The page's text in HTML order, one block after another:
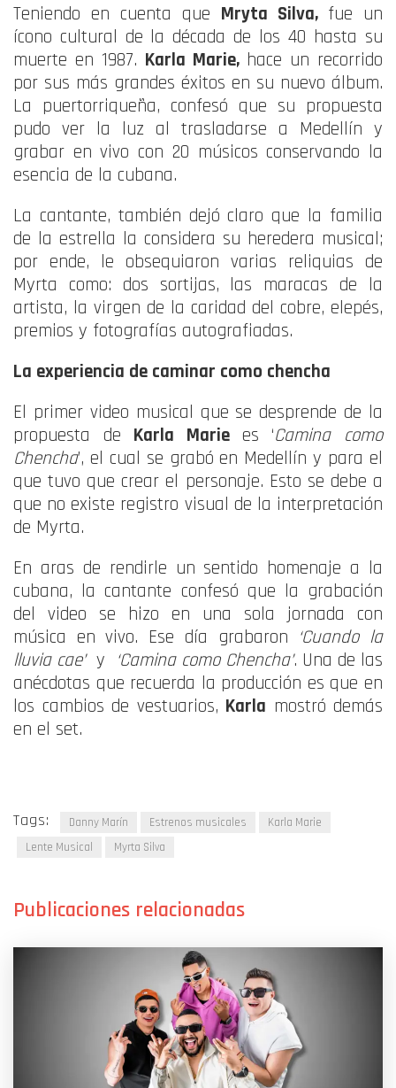
Teniendo en cuenta que Mryta Silva, fue un
ícono cultural de la década de los 40 hasta su
muerte en 1987. Karla Marie, hace un recorrido
por sus más grandes éxitos en su nuevo álbum.
La puertorriqueña, confesó que su propuesta
pudo ver la luz al trasladarse a Medellín y
grabar en vivo con 20 músicos conservando la
esencia de la cubana.
La cantante, también dejó claro que la familia
de la estrella la considera su heredera musical;
por ende, le obsequiaron varias reliquias de
Myrta como: dos sortijas, las maracas de la
artista, la virgen de la caridad del cobre, elepés,
premios y fotografías autografiadas.
La experiencia de caminar como chencha
El primer video musical que se desprende de la
propuesta de Karla Marie es ‘Camina como
Chencha’, el cual se grabó en Medellín y para el
que tuvo que crear el personaje. Esto se debe a
que no existe registro visual de la interpretación
de Myrta.
En aras de rendirle un sentido homenaje a la
cubana, la cantante confesó que la grabación
del video se hizo en una sola jornada con
música en vivo. Ese día grabaron ‘Cuando la
lluvia cae’y ‘Camina como Chencha’. Una de las
anécdotas que recuerda la producción es que en
los cambios de vestuarios, Karla mostró demás
en el set.
Tags: Danny Marín Estrenos musicales
Karla Marie
Lente Musical
Myrta Silva